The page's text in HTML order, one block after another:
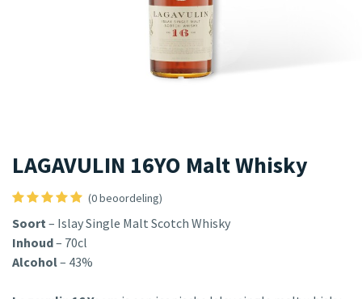
LAGAVULIN 16YO Malt Whisky
(0 beoordeling)
Soort– Islay Single Malt Scotch Whisky
Inhoud– 70cl
Alcohol– 43%